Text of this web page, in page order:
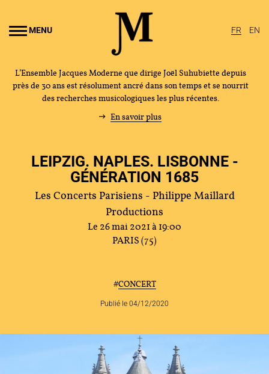
MENU FR EN
PROGRAMMES
MÉDIATION CULTURELLE
L’Ensemble Jacques Moderne que dirige Joël Suhubiette depuis
près de 30 ans est résolument ancré dans son temps et se nourrit
des recherches musicologiques les plus récentes.
En savoir plus
LEIPZIG. NAPLES. LISBONNE -
GÉNÉRATION 1685
Les Concerts Parisiens - Philippe Maillard
Productions
Le 26 mai 2021 à 19:00
PARIS (75)
#CONCERT
Publié le 04/12/2020